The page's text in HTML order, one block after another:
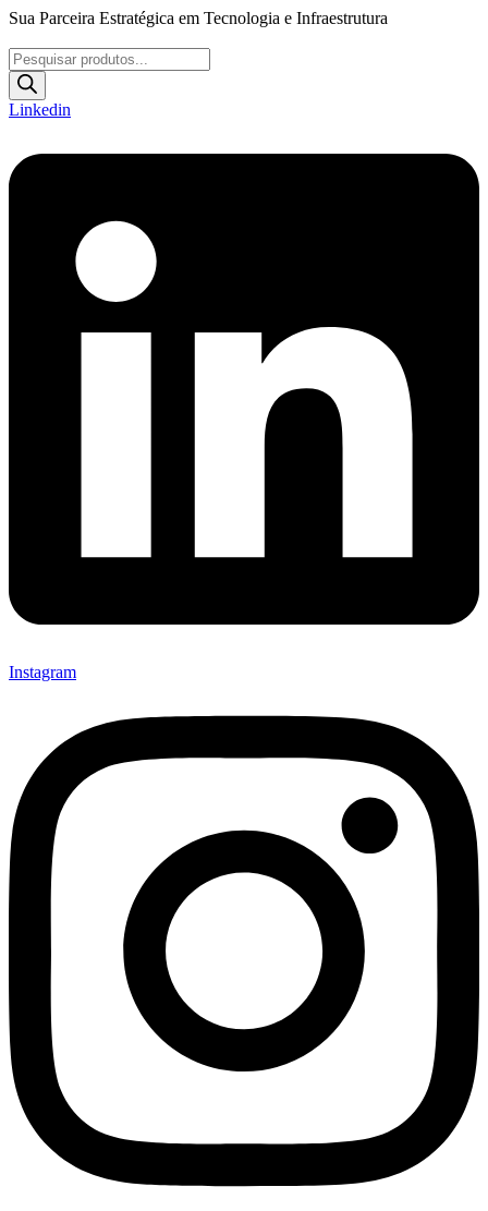
Ir
o
conteúdo
Sua Parceira Estratégica em Tecnologia e Infraestrutura
Pesquisar
produtos
Linkedin
Instagram